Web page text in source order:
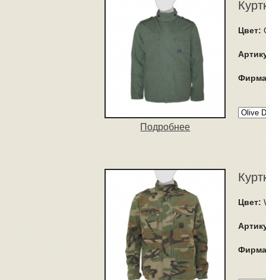
Подробнее
Цвет:
Цвет: